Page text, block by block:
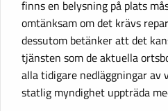
finns en belysning på plats
omtänksam om det krävs
dessutom betänker att det
tjänsten som de aktuella
alla tidigare nedläggningar av
statlig myndighet uppträda